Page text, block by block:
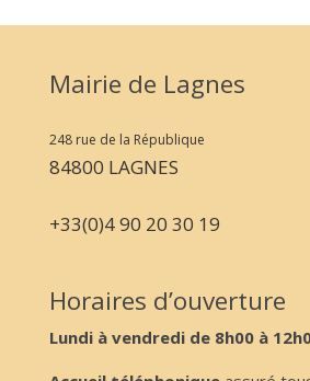
Mairie de Lagnes
248 rue de la République
84800 LAGNES
+33(0)4 90 20 30 19
Horaires d’ouverture
Lundi à vendredi de 8h00 à